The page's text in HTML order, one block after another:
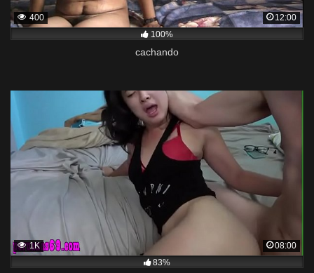
400
12:00
100%
cachando
1K
08:00
83%